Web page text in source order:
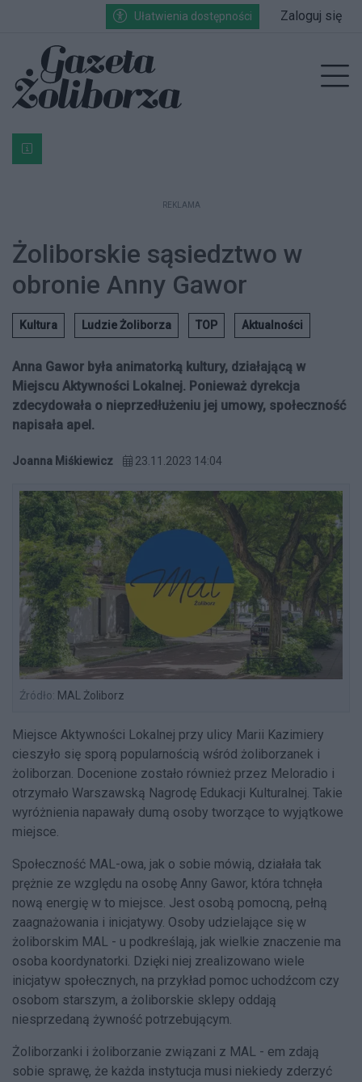
Przejdź do głównych treści
Przejdź do wyszukiwarki
Przejdź do głównego menuUłatwienia dostępności Zaloguj się
Bardzo ważna informacja dla podatników posiadających
REKLAMA
Żoliborskie sąsiedztwo w
obronie Anny Gawor
Kultura Ludzie Żoliborza TOP Aktualności
Anna Gawor była animatorką kultury, działającą w
Miejscu Aktywności Lokalnej. Ponieważ dyrekcja
zdecydowała o nieprzedłużeniu jej umowy, społeczność
napisała apel.
Joanna Miśkiewicz 23.11.2023 14:04
Źródło: MAL Żoliborz
Miejsce Aktywności Lokalnej przy ulicy Marii Kazimiery
cieszyło się sporą popularnością wśród żoliborzanek i
żoliborzan. Docenione zostało również przez Meloradio i
otrzymało Warszawską Nagrodę Edukacji Kulturalnej. Takie
wyróżnienia napawały dumą osoby tworzące to wyjątkowe
miejsce.
Społeczność MAL-owa, jak o sobie mówią, działała tak
prężnie ze względu na osobę Anny Gawor, która tchnęła
nową energię w to miejsce. Jest osobą pomocną, pełną
zaagnażowania i inicjatywy. Osoby udzielające się w
żoliborskim MAL - u podkreślają, jak wielkie znaczenie ma
osoba koordynatorki. Dzięki niej zrealizowano wiele
inicjatyw społecznych, na przykład pomoc uchodźcom czy
osobom starszym, a żoliborskie sklepy oddają
niesprzedaną żywność potrzebującym.
Żoliborzanki i żoliborzanie związani z MAL - em zdają
sobie sprawę, że każda instytucja musi niekiedy zderzyć